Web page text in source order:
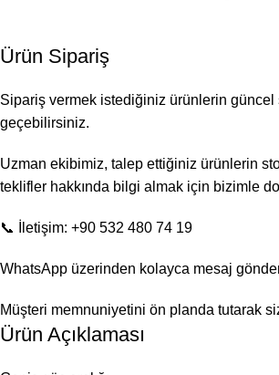
Ürün Sipariş
Sipariş vermek istediğiniz ürünlerin
geçebilirsiniz.
Uzman ekibimiz, talep ettiğiniz ürünlerin
teklifler hakkında bilgi almak için bizimle
📞 İletişim: +90 532 480 74 19
WhatsApp üzerinden kolayca mesaj
Müşteri memnuniyetini ön planda tutarak
Ürün Açıklaması